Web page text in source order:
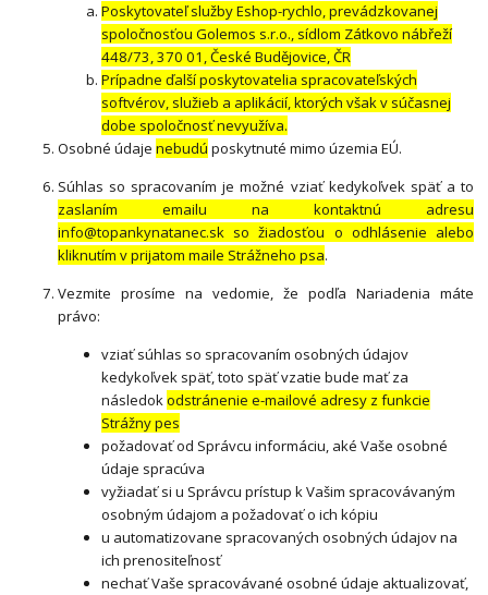
Poskytovateľ služby Eshop-rychlo, prevádzkovanej
spoločnosťou Golemos s.r.o., sídlom Zátkovo nábřeží
448/73, 370 01, České Budějovice, ČR
Prípadne ďalší poskytovatelia spracovateľských
softvérov, služieb a aplikácií, ktorých však v súčasnej
dobe spoločnosť nevyužíva.
Osobné údajenebudú poskytnuté mimo územia EÚ.
Súhlas so spracovaním je možné vziať kedykoľvek späť a to
zaslaním emailu na kontaktnú adresu
info@topankynatanec.sk so žiadosťou o odhlásenie alebo
kliknutím v prijatom maile Strážneho psa.
Vezmite prosíme na vedomie, že podľa Nariadenia máte
právo:
vziať súhlas so spracovaním osobných údajov
kedykoľvek späť, toto späť vzatie bude mať za
následokodstránenie e-mailové adresy z funkcie
Strážny pes
požadovať od Správcu informáciu, aké Vaše osobné
údaje spracúva
vyžiadať si u Správcu prístup k Vašim spracovávaným
osobným údajom a požadovať o ich kópiu
u automatizovane spracovaných osobných údajov na
ich prenositeľnosť
nechať Vaše spracovávané osobné údaje aktualizovať,